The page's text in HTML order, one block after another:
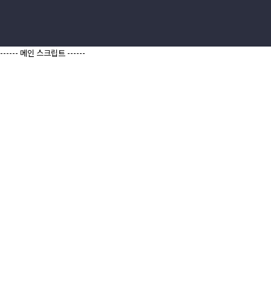
------ 메인 스크립트 ------